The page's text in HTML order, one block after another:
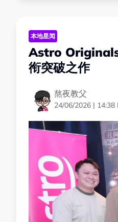
本地星闻
Astro Originals
衔突破之作
熬夜教父
24/06/2026 | 14:38